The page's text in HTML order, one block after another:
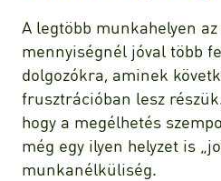
A legtöbb munkahelyen az
mennyiségnél jóval több
dolgozókra, aminek
frusztrációban lesz
hogy a megélhetés
még egy ilyen helyzet is
munkanélküliség.